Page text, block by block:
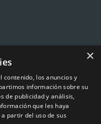
Palmera 14120 Córdoba
×
contenido, los anuncios y
información sobre su
de publicidad y análisis,
que les haya
partir del uso de sus